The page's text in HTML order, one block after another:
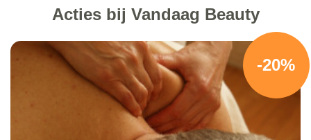
Acties bij Vandaag Beauty
-20%